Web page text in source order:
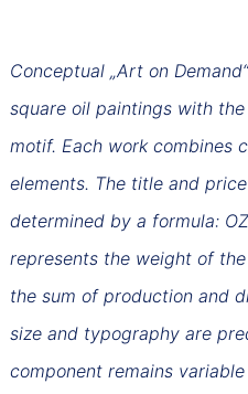
Conceptual „Art on
square oil paintings with
motif. Each work combines
elements. The title and
determined by a formula:
represents the weight of
the sum of production and
size and typography are
component remains